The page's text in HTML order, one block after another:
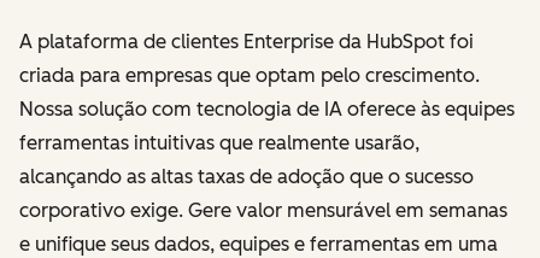
A plataforma de clientes Enterprise da HubSpot foi
criada para empresas que optam pelo crescimento.
Nossa solução com tecnologia de IA oferece às equipes
ferramentas intuitivas que realmente usarão,
alcançando as altas taxas de adoção que o sucesso
corporativo exige. Gere valor mensurável em semanas
e unifique seus dados, equipes e ferramentas em uma